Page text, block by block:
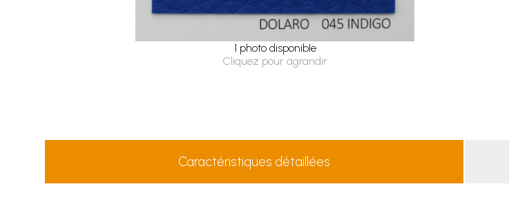
1 photo disponible
Cliquez pour agrandir
Caractéristiques détaillées